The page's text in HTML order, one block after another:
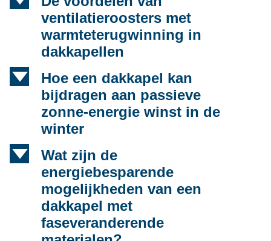
ventilatieroosters met
warmteterugwinning in
dakkapellen
d
Hoe een dakkapel kan
bijdragen aan passieve
zonne-energie winst in de
winter
d
Wat zijn de
energiebesparende
mogelijkheden van een
dakkapel met
faseveranderende